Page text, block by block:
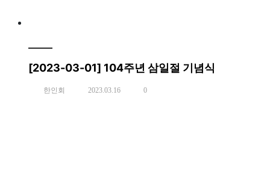
[2023-03-01] 104주년 삼일절 기념식
한인회 2023.03.16 0